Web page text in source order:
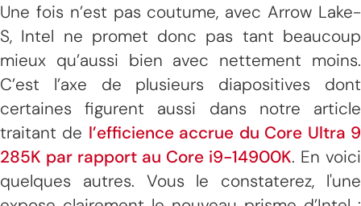
Une fois n’est pas coutume, avec Arrow Lake-
S, Intel ne promet donc pas tant beaucoup
mieux qu’aussi bien avec nettement moins.
C’est l’axe de plusieurs diapositives dont
certaines figurent aussi dans notre article
traitant de l’efficience accrue du Core Ultra 9
285K par rapport au Core i9-14900K. En voici
quelques autres. Vous le constaterez, l'une